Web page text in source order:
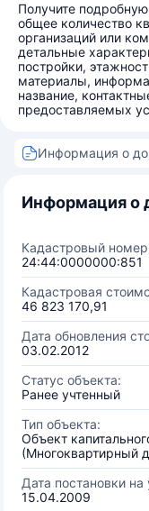
Получите
общее количество
организаций или
детальные
постройки,
материалы,
название,
предоставляемых
Информация о
Информация о
Кадастровый
24:44:0000000:851
Кадастровая
46 823 170,91
Дата обновления
03.02.2012
Статус объекта:
Ранее учтенный
Тип объекта:
Объект
(Многоквартирный
Дата постановки на
15.04.2009